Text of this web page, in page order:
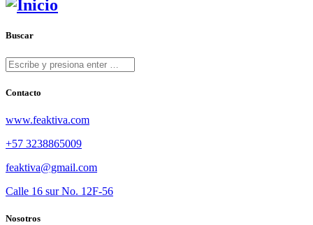
Buscar
Contacto
www.feaktiva.com
+57 3238865009
feaktiva@gmail.com
Calle 16 sur No. 12F-56
Nosotros